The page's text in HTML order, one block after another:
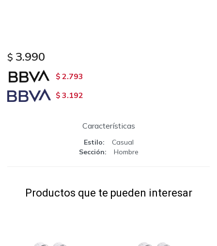
$ 3.990
$ 2.793
$ 3.192
Características
Estilo
Casual
Sección
Hombre
Productos que te pueden interesar